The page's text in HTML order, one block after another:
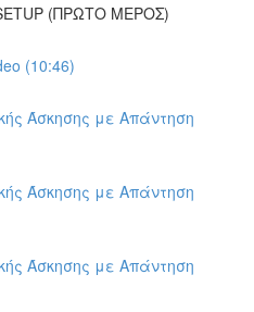
(ΠΡΩΤΟ ΜΕΡΟΣ)
(10:46)
Άσκησης με Απάντηση
Άσκησης με Απάντηση
Άσκησης με Απάντηση